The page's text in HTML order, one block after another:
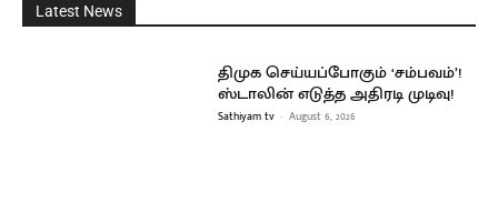
Latest News
திமுக செய்யப்போகும் ‘சம்பவம்’!
ஸ்டாலின் எடுத்த அதிரடி முடிவு!
Sathiyam tv - August 6, 2026